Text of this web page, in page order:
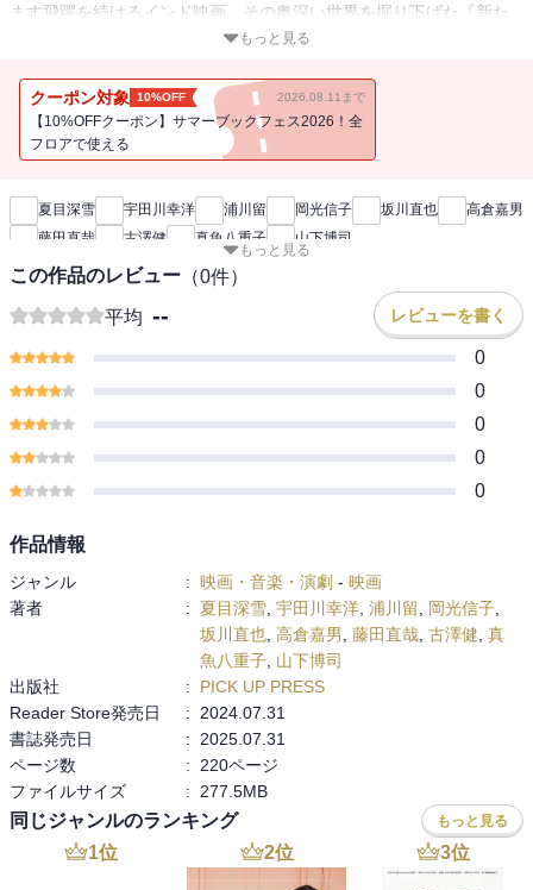
ます飛躍を続けるインド映画。その奥深い世界を掘り下げた『新た
なるインド映画の世界』の待望の続編が登場！前作で高評価を受け
深堀りする。空前の大ヒットを巻き起こした『ＲＲＲ』について識
者のエッセイ・鼎談・論考で掘り下げた特集「『ＲＲＲ』とは一体
何だったのか」、地域研究者を迎えインドの政治や宗教・フェミニ
ンド映画」など、多彩な執筆陣がそれぞれの専門的視点からインド
映画の世界を解き明かす一冊。※2024年9月正誤修正済カラーグラビ
ア インド映画の男優たち・プラバースコラム「将軍(サラール)なる
プラバース」夏目深雪・シャー・ルク・カーン・NTRジュニア・ラ
ーム・チャラン・ヤシュ・リティク・ローシャン（１） コレを観
るべき！インド映画新作・注目作26本・PATHAAN／パターン
（2023）・タイガー 裏切りのスパイ（2023）・PS-1 黄金の河
ディアン・キッチン（2021）・エンドロールのつづき（2021）・プ
シュパ 覚醒（2021）・燃えあがる女性記者たち（2021）・ただ空高
く舞え（2020）・ダルバール 復讐人（2020）・スーパー30 アー
ジャッリカットゥ 牛の怒り(2019) ・囚人ディリ（2019）・サイラー
（2018）・ピンク（2016）・鼓動を高鳴らせ（2015）・バジラーオ
とマスターニー（2015）・バンバン！（2014）・ザ・フェイス
（2014）・ブリンダーヴァナム 恋の輪舞（2010）・ヤマドンガ
（2007）（２）特集『RRR』とは一体何だったのか・コラム 私と
『RRR』感情のジェットコースターのような映画 真魚八重子イン
ターミッション、ビリヤーニー、ダンス付き応援上映 高倉嘉男
『RRR』に目が眩んで 古澤健・鼎談「『RRR』、アクション、宝
塚、インド映画!」 宇田川幸洋×浦川留×夏目深雪・論考「戦略的
に、マンガ的な物語や神話を使うということ――『RRR』における
分断と協調」 藤田直哉・論考「国民と音楽とポスト・トゥルース
――『RRR』をめぐる四つの断章」 夏目深雪（３）地域研究から
見たインド映画・座談会「歴史・宗教・政治から見るインド映画の
もっと見る
クーポン対象 10%OFF 2026.08.11まで
【10%OFFクーポン】サマーブックフェス2026！全
フロアで使える
新刊通知
夏目深雪 宇田川幸洋 浦川留 岡光信子 坂川直也
高倉嘉男
藤田直哉
古澤健 真魚八重子
山下博司
飛躍するインド映画の世界
もっと見る
この作品のレビュー （0件）
平均 -- レビューを書く
0
0
0
0
0
作品情報
ジャンル : 映画・音楽・演劇 - 映画
著者
: 夏目深雪 宇田川幸洋 浦川留 岡光信子
坂川直也 高倉嘉男 藤田直哉 古澤健 真
魚八重子 山下博司
出版社
:
PICK UP PRESS
Reader Store発売日
:
2024.07.31
書誌発売日
:
2025.07.31
ページ数
:
220ページ
ファイルサイズ
: 277.5MB
同じジャンルのランキング もっと見る
1位 2位 3位